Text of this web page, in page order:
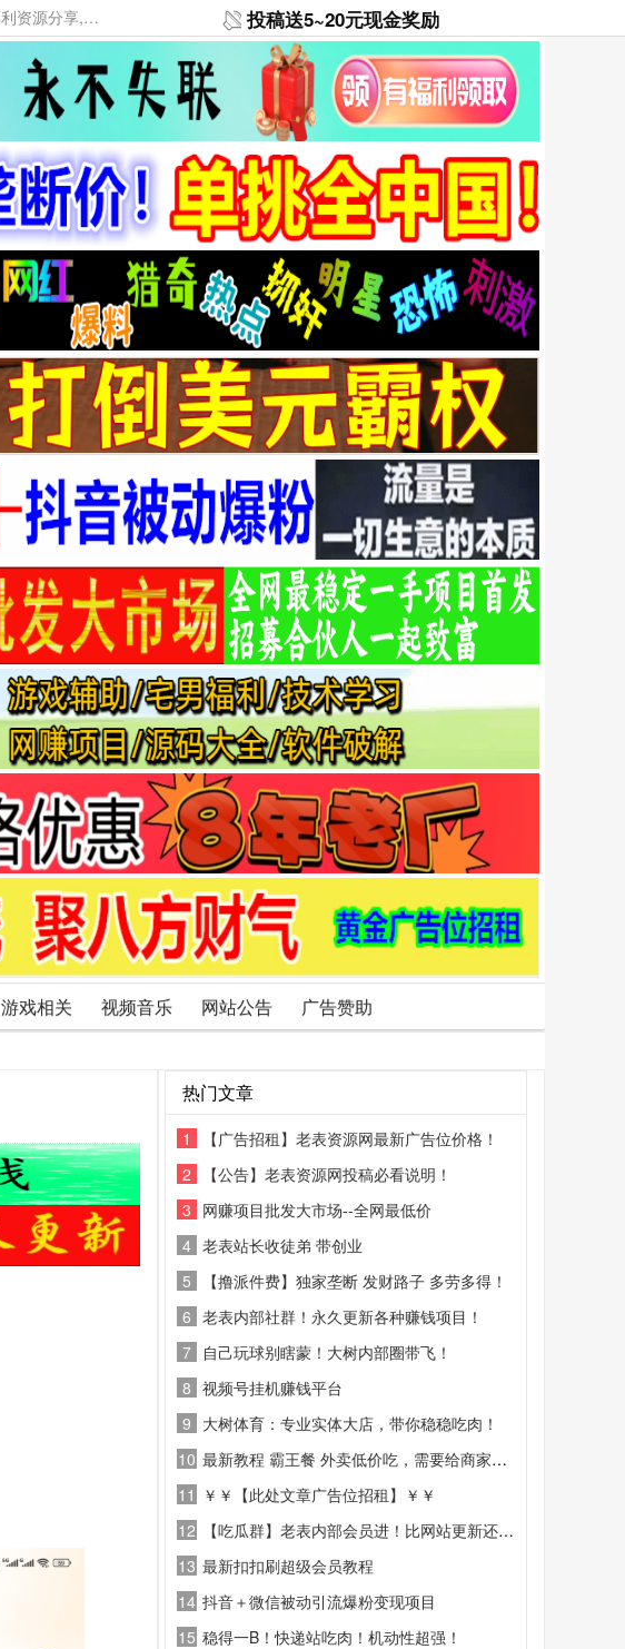
本网站提供资源工具下载，大老表资源工具，大表哥资源网软件工具，大老表资源下载，活动线报福利资源分享,活动线报，大型网游经典游戏，网络热门技术游戏辅助交流与分享。 投稿送5~20元现金奖励
游戏相关 视频音乐 网站公告 广告赞助
热门文章
1
【广告招租】老表资源网最新广告位价格！
2
【公告】老表资源网投稿必看说明！
3 网赚项目批发大市场--全网最低价
4 老表站长收徒弟 带创业
5
【撸派件费】独家垄断 发财路子 多劳多得！
6 老表内部社群！永久更新各种赚钱项目！
7 自己玩球别瞎蒙！大树内部圈带飞！
8 视频号挂机赚钱平台
9 大树体育：专业实体大店，带你稳稳吃肉！
10 最新教程 霸王餐 外卖低价吃，需要给商家好评
11 ￥￥【此处文章广告位招租】￥￥
12
【吃瓜群】老表内部会员进！比网站更新还精彩！
13 最新扣扣刷超级会员教程
14 抖音＋微信被动引流爆粉变现项目
15 稳得一B！快递站吃肉！机动性超强！